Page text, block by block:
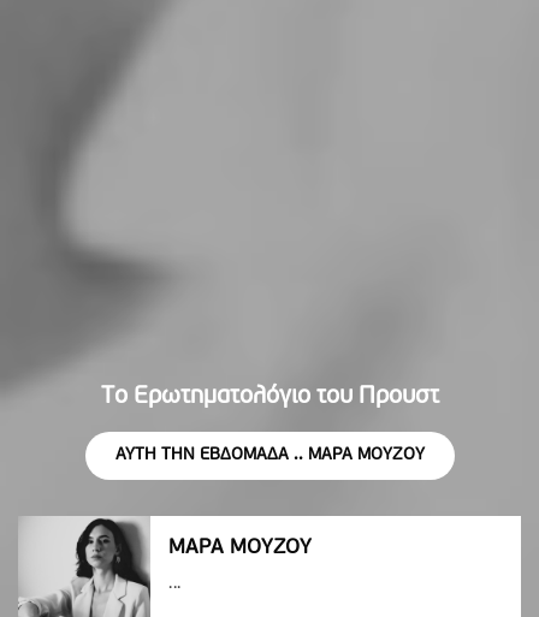
Το Ερωτηματολόγιο του Προυστ
ΑΥΤΗ ΤΗΝ ΕΒΔΟΜΑΔΑ .. ΜΑΡΑ ΜΟΥΖΟΥ
ΜΑΡΑ ΜΟΥΖΟΥ
...